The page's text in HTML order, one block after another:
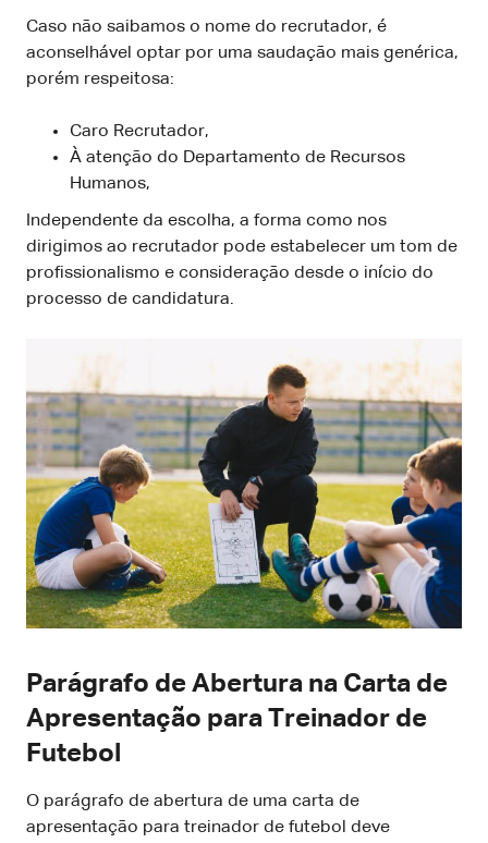
Caso não saibamos o nome do recrutador, é
aconselhável optar por uma saudação mais genérica,
porém respeitosa:
Caro Recrutador,
À atenção do Departamento de Recursos
Humanos,
Independente da escolha, a forma como nos
dirigimos ao recrutador pode estabelecer um tom de
profissionalismo e consideração desde o início do
processo de candidatura.
Parágrafo de Abertura na Carta de
Apresentação para Treinador de
Futebol
O parágrafo de abertura de uma carta de
apresentação para treinador de futebol deve